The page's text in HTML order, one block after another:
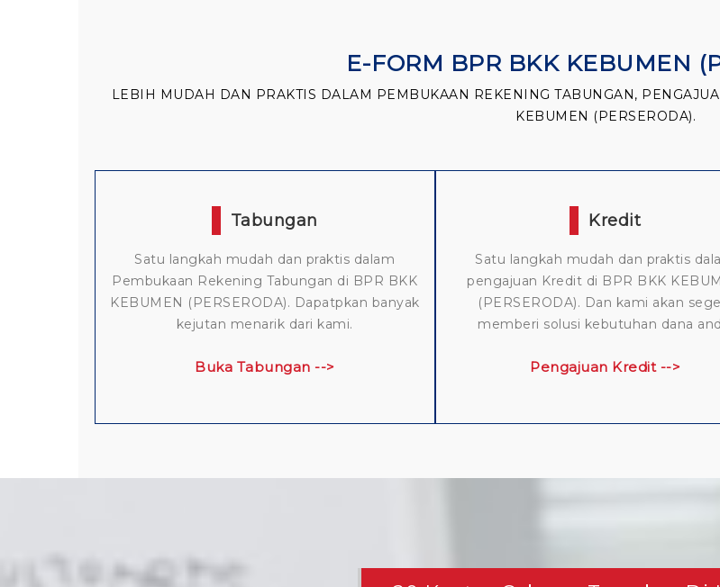
E-FORM BPR BKK KEBUMEN
LEBIH MUDAH DAN PRAKTIS DALAM PEMBUKAAN REKENING TABUNGAN,
KEBUMEN (PERSERODA).
Tabungan
Satu langkah mudah dan praktis dalam
Pembukaan Rekening Tabungan di BPR BKK
KEBUMEN (PERSERODA). Dapatpkan banyak
kejutan menarik dari kami.
Buka Tabungan -->
Kredit
Satu langkah mudah dan praktis
pengajuan Kredit di BPR BKK
(PERSERODA). Dan kami akan
memberi solusi kebutuhan dana
Pengajuan Kredit -->